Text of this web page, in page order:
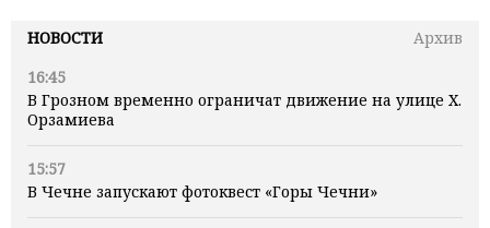
НОВОСТИ
Архив
16:45
В Грозном временно ограничат движение на улице Х.
Орзамиева
15:57
В Чечне запускают фотоквест «Горы Чечни»